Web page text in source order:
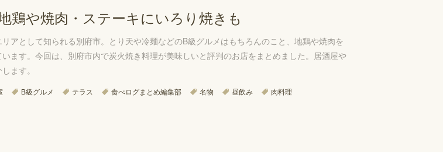
鶏や焼肉・ステーキにいろり焼きも
アとして知られる別府市。とり天や冷麺などのB級グルメはもちろんのこと、地鶏や焼肉を
ます。今回は、別府市内で炭火焼き料理が美味しいと評判のお店をまとめました。居酒屋や
ます。
B級グルメ テラス 食べログまとめ編集部 名物 昼飲み
肉料理